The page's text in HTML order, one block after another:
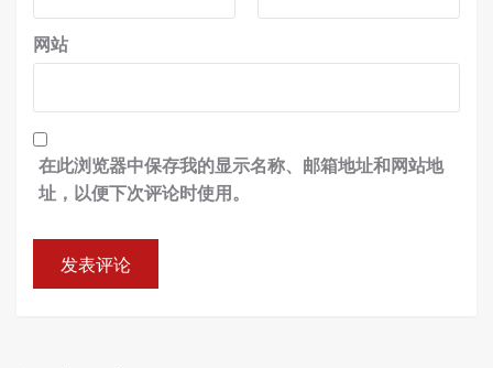
网站
在此浏览器中保存我的显示名称、邮箱地址和网站地
址，以便下次评论时使用。